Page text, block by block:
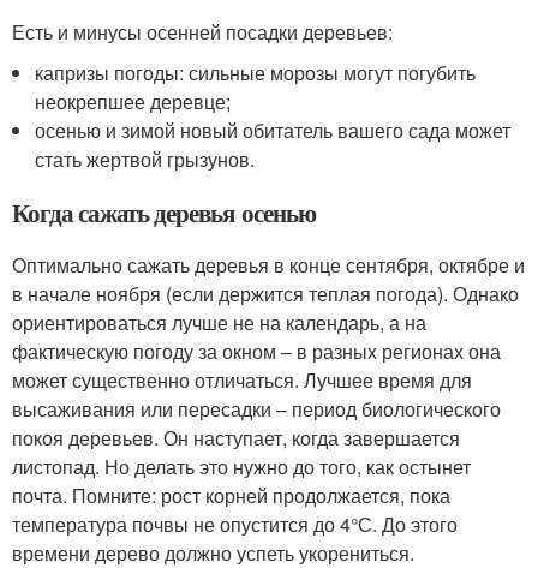
Есть и минусы осенней посадки деревьев:
капризы погоды: сильные морозы могут погубить
неокрепшее деревце;
осенью и зимой новый обитатель вашего сада может
стать жертвой грызунов.
Когда сажать деревья осенью
Оптимально сажать деревья в конце сентября, октябре и
в начале ноября (если держится теплая погода). Однако
ориентироваться лучше не на календарь, а на
фактическую погоду за окном – в разных регионах она
может существенно отличаться. Лучшее время для
высаживания или пересадки – период биологического
покоя деревьев. Он наступает, когда завершается
листопад. Но делать это нужно до того, как остынет
почта. Помните: рост корней продолжается, пока
температура почвы не опустится до 4°С. До этого
времени дерево должно успеть укорениться.